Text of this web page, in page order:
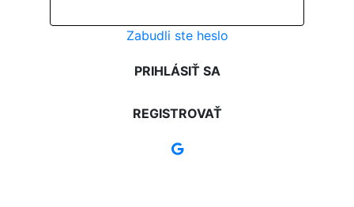
Zabudli ste heslo
PRIHLÁSIŤ SA
REGISTROVAŤ